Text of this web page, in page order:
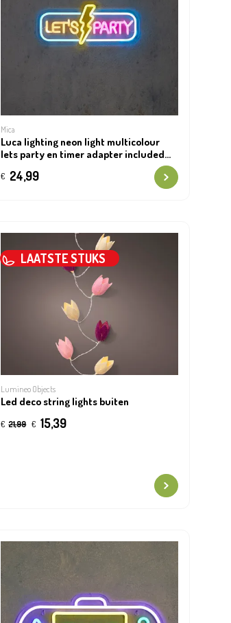
Mica
Luca lighting neon light multicolour
lets party en timer adapter included
€ 24,99
LAATSTE STUKS
Lumineo Objects
Led deco string lights buiten
€ 21,99 € 15,39